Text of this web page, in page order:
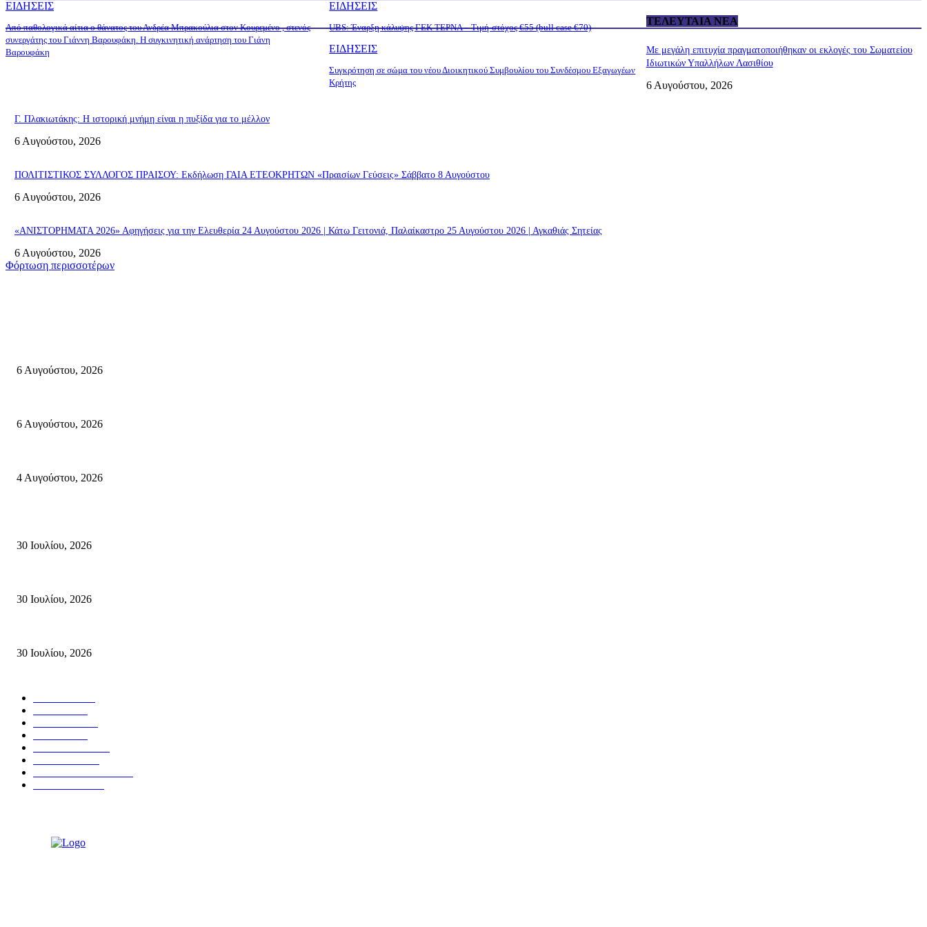
ΕΙΔΗΣΕΙΣ
Από παθολογικά αίτια ο θάνατος του Ανδρέα Μπρακούλια στον Kουρεμένο , στενός
συνεργάτης του Γιάννη Βαρουφάκη. Η συγκινητική ανάρτηση του Γιάνη
Βαρουφάκη
ΕΙΔΗΣΕΙΣ
UBS: Έναρξη κάλυψης ΓΕΚ ΤΕΡΝΑ – Tιμή-στόχος €55 (bull case €70)
ΕΙΔΗΣΕΙΣ
Συγκρότηση σε σώμα του νέου Διοικητικού Συμβουλίου του Συνδέσμου Εξαγωγέων
Κρήτης
ΤΕΛΕΥΤΑΊΑ ΝΈΑ
Με μεγάλη επιτυχία πραγματοποιήθηκαν οι εκλογές του Σωματείου
Ιδιωτικών Υπαλλήλων Λασιθίου
6 Αυγούστου, 2026
Γ. Πλακιωτάκης: Η ιστορική μνήμη είναι η πυξίδα για το μέλλον
6 Αυγούστου, 2026
ΠΟΛΙΤΙΣΤΙΚΟΣ ΣΥΛΛΟΓΟΣ ΠΡΑΙΣΟΥ: Εκδήλωση ΓΑΙΑ ΕΤΕΟΚΡΗΤΩΝ «Πραισίων Γεύσεις» Σάββατο 8 Αυγούστου
6 Αυγούστου, 2026
«ΑΝΙΣΤΟΡΗΜΑΤΑ 2026» Αφηγήσεις για την Ελευθερία 24 Αυγούστου 2026 | Κάτω Γειτονιά, Παλαίκαστρο 25 Αυγούστου 2026 | Αγκαθιάς Σητείας
6 Αυγούστου, 2026
Φόρτωση περισσοτέρων
6 Αυγούστου, 2026
6 Αυγούστου, 2026
4 Αυγούστου, 2026
30 Ιουλίου, 2026
30 Ιουλίου, 2026
30 Ιουλίου, 2026